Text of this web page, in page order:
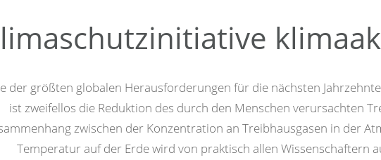
der größten globalen Herausforderungen für die nächsten
ist zweifellos die Reduktion des durch den Menschen verursachten
zwischen der Konzentration an Treibhausgasen in der
Temperatur auf der Erde wird von praktisch allen Wissenschaftern